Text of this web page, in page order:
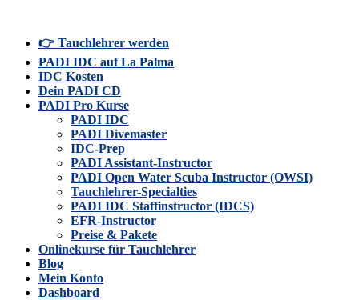
👉 Tauchlehrer werden
PADI IDC auf La Palma
IDC Kosten
Dein PADI CD
PADI Pro Kurse
PADI IDC
PADI Divemaster
IDC-Prep
PADI Assistant-Instructor
PADI Open Water Scuba Instructor (OWSI)
Tauchlehrer-Specialties
PADI IDC Staffinstructor (IDCS)
EFR-Instructor
Preise & Pakete
Onlinekurse für Tauchlehrer
Blog
Mein Konto
Dashboard